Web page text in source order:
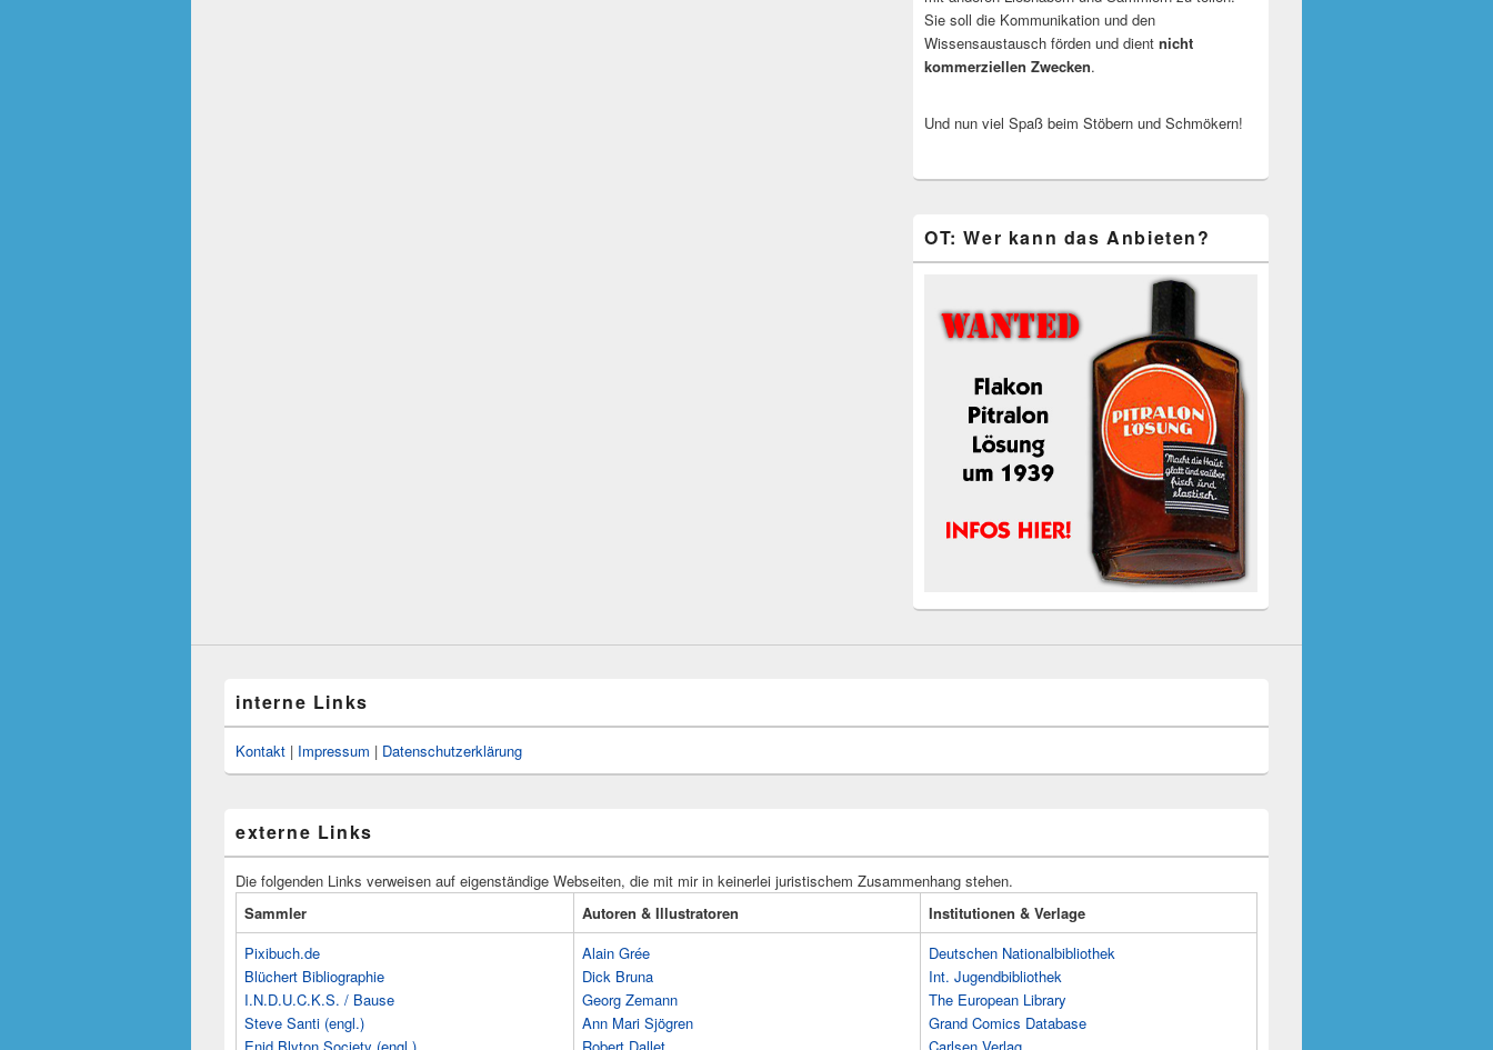
Sie soll die Kommunikation und den
Wissensaustausch förden und dient nicht
kommerziellen Zwecken.
Und nun viel Spaß beim Stöbern und Schmökern!
OT: Wer kann das Anbieten?
interne Links
Kontakt | Impressum | Datenschutzerklärung
externe Links
Die folgenden Links verweisen auf eigenständige Webseiten, die mit mir in keinerlei juristischem Zusammenhang stehen.
Sammler
Autoren & Illustratoren
Institutionen & Verlage
Pixibuch.de
Blüchert Bibliographie
I.N.D.U.C.K.S. / Bause
Steve Santi (engl.)
Alain Grée
Dick Bruna
Georg Zemann
Ann Mari Sjögren
Deutschen Nationalbibliothek
Int. Jugendbibliothek
The European Library
Grand Comics Database